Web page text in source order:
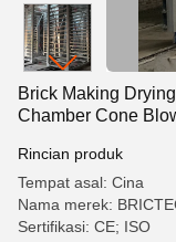
Brick Making
Chamber Cone
Rincian produk
Tempat asal: Cina
Nama merek:
Sertifikasi: CE; ISO